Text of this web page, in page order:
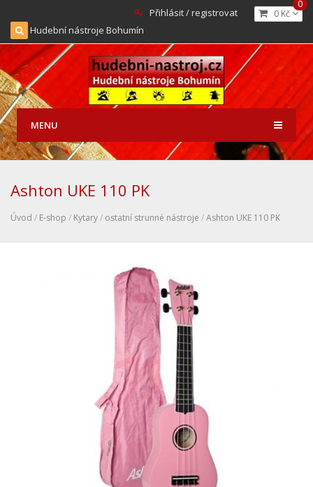
0 Kč
0
Přihlásit / registrovat
Hudební nástroje Bohumín
MENU
Ashton UKE 110 PK
Úvod / E-shop / Kytary/ ostatní strunné nástroje /Ashton UKE 110 PK